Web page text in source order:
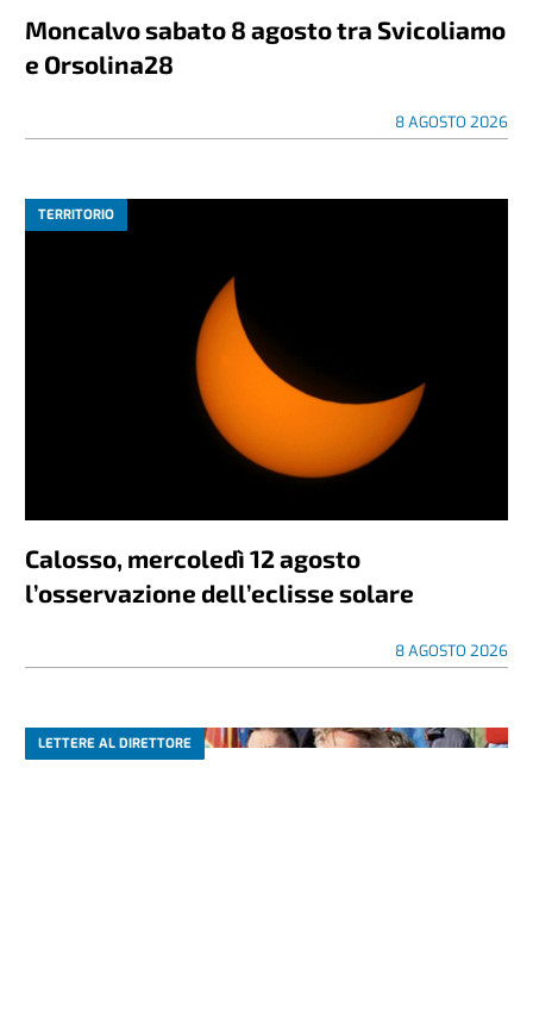
Moncalvo sabato 8 agosto tra Svicoliamo
e Orsolina28
8 AGOSTO 2026
TERRITORIO
Calosso, mercoledì 12 agosto
l’osservazione dell’eclisse solare
8 AGOSTO 2026
LETTERE AL DIRETTORE